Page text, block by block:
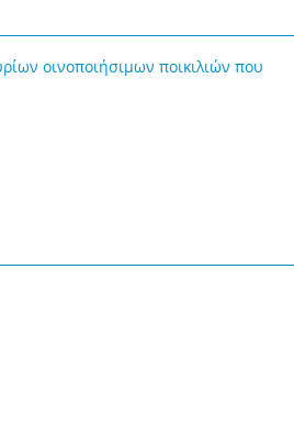
οινοποιήσιμων ποικιλιών που